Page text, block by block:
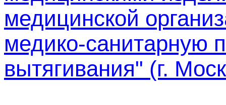
медицинской
медико-санитарную
вытягивания" (г.